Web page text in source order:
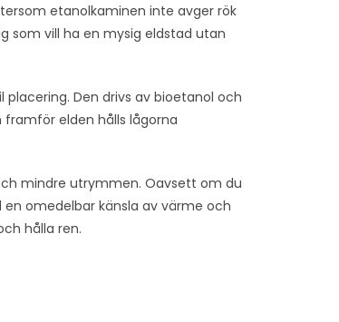
etanolkaminen inte avger rök
som vill ha en mysig eldstad utan
placering. Den drivs av bioetanol och
elden hålls lågorna
mindre utrymmen. Oavsett om du
omedelbar känsla av värme och
hålla ren.